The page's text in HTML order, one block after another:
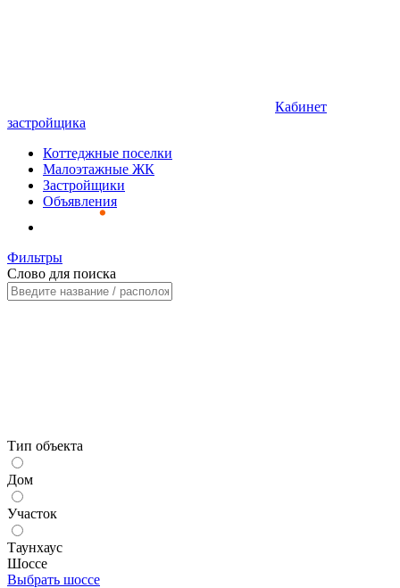
Кабинет
застройщика
Коттеджные поселки
Малоэтажные ЖК
Застройщики
Объявления
Фильтры
Слово для поиска
Тип объекта
Дом
Участок
Таунхаус
Шоссе
Выбрать шоссе